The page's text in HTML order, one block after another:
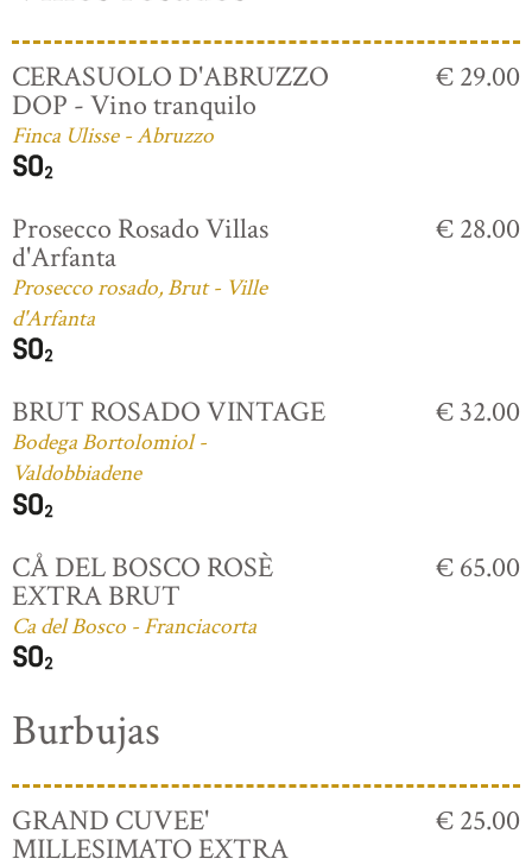
CERASUOLO D'ABRUZZO
DOP - Vino tranquilo
Finca Ulisse - Abruzzo
€ 29.00
Prosecco Rosado Villas
d'Arfanta
Prosecco rosado, Brut - Ville
d'Arfanta
€ 28.00
BRUT ROSADO VINTAGE
Bodega Bortolomiol -
Valdobbiadene
€ 32.00
CÅ DEL BOSCO ROSÈ
EXTRA BRUT
Ca del Bosco - Franciacorta
€ 65.00
Burbujas
GRAND CUVEE'
MILLESIMATO EXTRA
€ 25.00